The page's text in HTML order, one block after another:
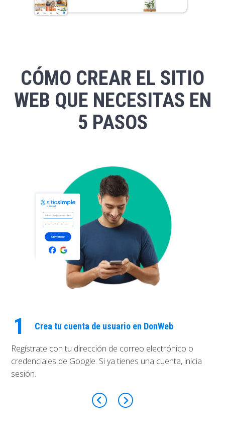
CÓMO CREAR EL SITIO
WEB QUE NECESITAS EN
5 PASOS
1 Crea tu cuenta de usuario en DonWeb
Regístrate con tu dirección de correo electrónico o
credenciales de Google. Si ya tienes una cuenta, inicia
sesión.